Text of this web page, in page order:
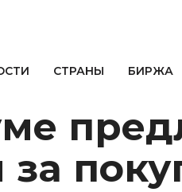
СТРАНЫ БИРЖА